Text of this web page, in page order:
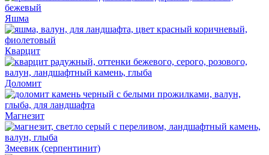
Яшма
Кварцит
Доломит
Магнезит
Змеевик (серпентинит)